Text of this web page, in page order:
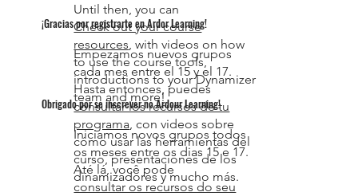
Until then, you can
Check out your course
resources , with videos on how
to use the course tools,
introductions to your Dynamizer
team and more!
¡Gracias por registrarte en Ardor Learning!
Empezamos nuevos grupos
cada mes entre el 15 y el 17.
Hasta entonces, puedes
consultar los recursos de tu
programa, con videos sobre
cómo usar las herramientas del
curso, presentaciones de los
dinamizadores y mucho más.
Obrigado por se inscrever no Ardour Learning!
Iniciamos novos grupos todos
os meses entre os dias 15 e 17.
Até lá, você pode
consultar os recursos do seu